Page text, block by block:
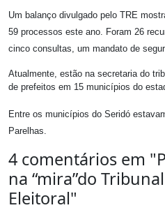
Um balanço divulgado pelo TRE
59 processos este ano. Foram 26
cinco consultas, um mandato de
Atualmente, estão na secretaria do
de prefeitos em 15 municípios do
Entre os municípios do Seridó
Parelhas.
4 comentários em "
na “mira”do
Eleitoral"